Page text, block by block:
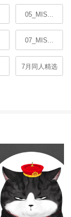
05_MIS...
07_MIS...
7月同人精选